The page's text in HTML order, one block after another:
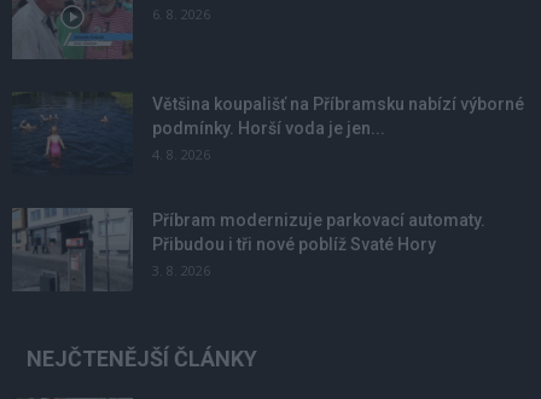
6. 8. 2026
Většina koupališť na Příbramsku nabízí výborné
podmínky. Horší voda je jen...
4. 8. 2026
Příbram modernizuje parkovací automaty.
Přibudou i tři nové poblíž Svaté Hory
3. 8. 2026
NEJČTENĚJŠÍ ČLÁNKY